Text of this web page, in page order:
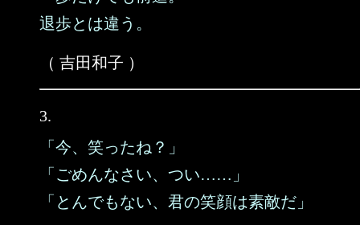
退歩とは違う。
（ 吉田和子 ）
3.
「今、笑ったね？」
「ごめんなさい、つい……」
「とんでもない、君の笑顔は素敵だ」